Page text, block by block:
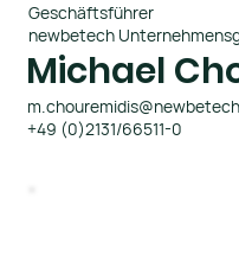
Geschäftsführer
newbetech
Michael
+49 (0)2131/66511-0